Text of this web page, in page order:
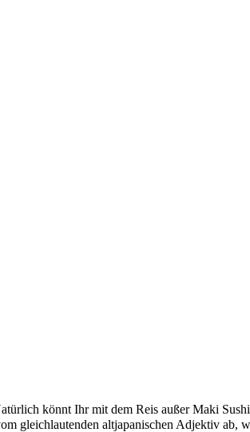
könnt Ihr mit dem Reis außer Maki
gleichlautenden altjapanischen Adjektiv ab,